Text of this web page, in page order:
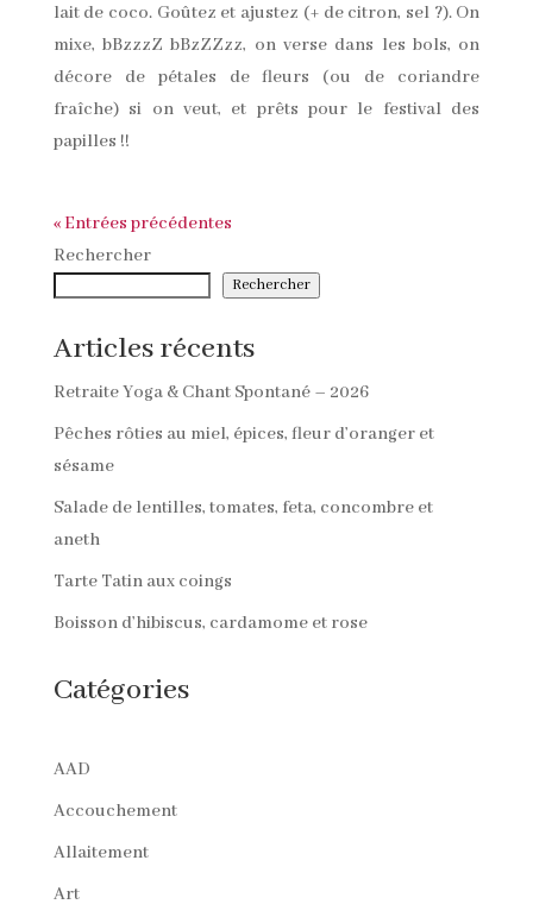
lait de coco. Goûtez et ajustez (+ de citron, sel ?). On
mixe, bBzzzZ bBzZZzz, on verse dans les bols, on
décore de pétales de fleurs (ou de coriandre
fraîche) si on veut, et prêts pour le festival des
papilles !!
« Entrées précédentes
Rechercher
Rechercher
Articles récents
Retraite Yoga & Chant Spontané – 2026
Pêches rôties au miel, épices, fleur d’oranger et
sésame
Salade de lentilles, tomates, feta, concombre et
aneth
Tarte Tatin aux coings
Boisson d’hibiscus, cardamome et rose
Catégories
AAD
Accouchement
Allaitement
Art